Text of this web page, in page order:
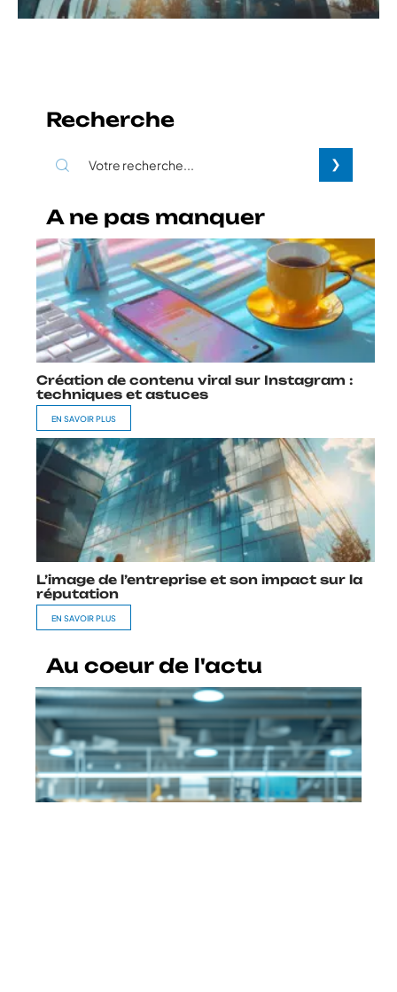
Recherche
A ne pas manquer
Création de contenu viral sur Instagram :
techniques et astuces
EN SAVOIR PLUS
L’image de l’entreprise et son impact sur la
réputation
EN SAVOIR PLUS
Au coeur de l'actu